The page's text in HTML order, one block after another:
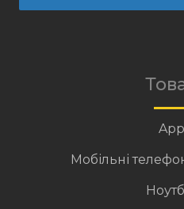
Мобільні